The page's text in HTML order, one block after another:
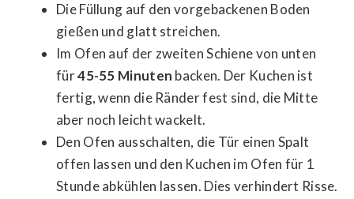
Die Füllung auf den vorgebackenen Boden
gießen und glatt streichen.
Im Ofen auf der zweiten Schiene von unten
für45-55 Minuten backen. Der Kuchen ist
fertig, wenn die Ränder fest sind, die Mitte
aber noch leicht wackelt.
Den Ofen ausschalten, die Tür einen Spalt
offen lassen und den Kuchen im Ofen für 1
Stunde abkühlen lassen. Dies verhindert Risse.